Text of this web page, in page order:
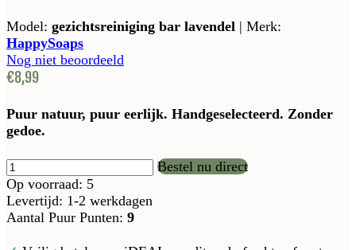
Model: gezichtsreiniging bar lavendel | Merk:
HappySoaps
Nog niet beoordeeld
€8,99
Puur natuur, puur eerlijk. Handgeselecteerd. Zonder
gedoe.
Bestel nu direct
Op voorraad: 5
Levertijd: 1-2 werkdagen
Aantal Puur Punten: 9